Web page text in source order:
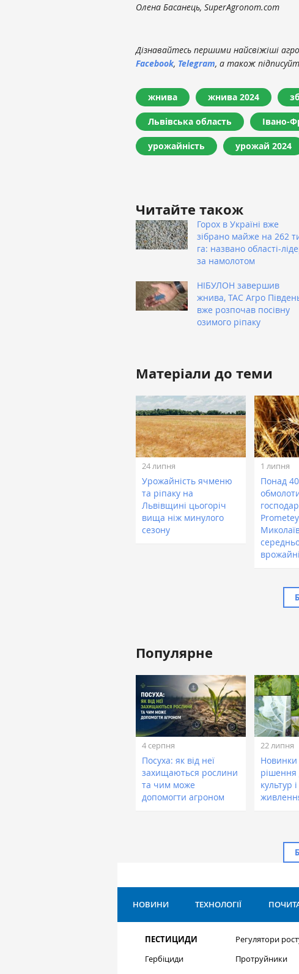
Олена Басанець, SuperAgronom.com
Дізнавайтесь першими найсвіжіші
Facebook, Telegram, а також
жнива жнива 2024
Львівська область Івано-
урожайність урожай 2024
Читайте також
Горох в Україні вже
зібрано майже на 262
га: названо області-
за намолотом
НІБУЛОН завершив
жнива, ТАС Агро
вже розпочав посівну
озимого ріпаку
Матеріали до теми
24 липня
Урожайність ячменю
та ріпаку на
Львівщині цьогоріч
вища ніж минулого
сезону
1 липня
Понад
Популярне
4 серпня
Посуха: як від неї
захищаються рослини
та чим може
допомогти агроном
22 липня
Новинки
рішення
культур
НОВИНИ ТЕХНОЛОГІЇ
ПЕСТИЦИДИ
Гербіциди
Регулятори
Протруйники